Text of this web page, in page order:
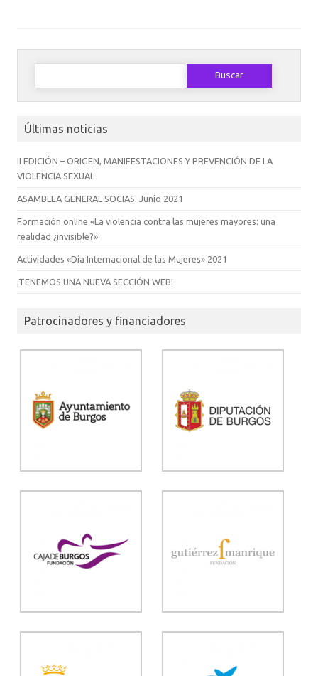
Buscar:
Últimas noticias
II EDICIÓN – ORIGEN, MANIFESTACIONES Y PREVENCIÓN DE LA
VIOLENCIA SEXUAL
ASAMBLEA GENERAL SOCIAS. Junio 2021
Formación online «La violencia contra las mujeres mayores: una
realidad ¿invisible?»
Actividades «Día Internacional de las Mujeres» 2021
¡TENEMOS UNA NUEVA SECCIÓN WEB!
Patrocinadores y financiadores